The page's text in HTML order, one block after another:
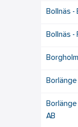
Bollnäs -
Bollnäs -
Borlänge
AB